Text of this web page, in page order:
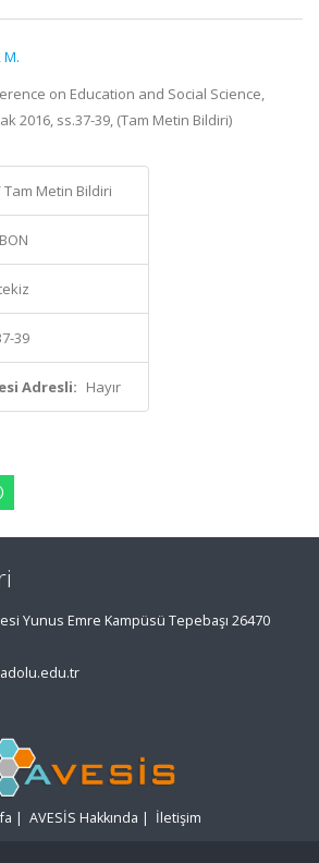
M.
on Education and Social Science,
2016, ss.37-39, (Tam Metin Bildiri)
Tam Metin Bildiri
39
Adresli: Hayır
Yunus Emre Kampüsü Tepebaşı 26470
| AVESİS Hakkında | İletişim